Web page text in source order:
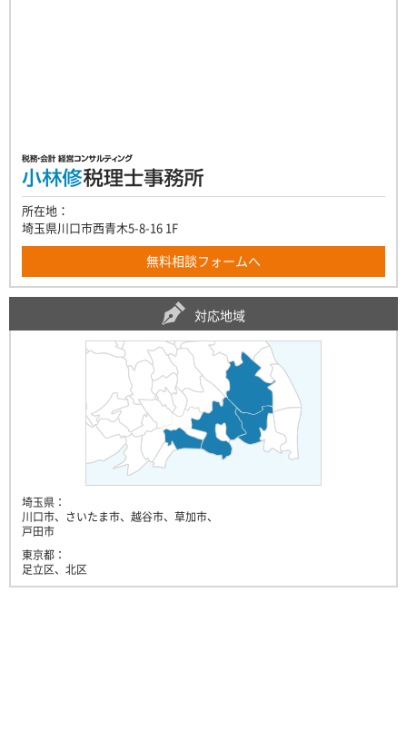
所在地：
埼玉県川口市西青木5-8-16 1F
無料相談フォームへ
対応地域
埼玉県：
川口市、さいたま市、越谷市、草加市、
戸田市
東京都：
足立区、北区